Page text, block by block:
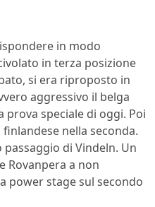
in modo
in terza posizione
si era riproposto in
aggressivo il belga
prova speciale di oggi. Poi
nella seconda.
di Vindeln. Un
Rovanpera a non
power stage sul secondo